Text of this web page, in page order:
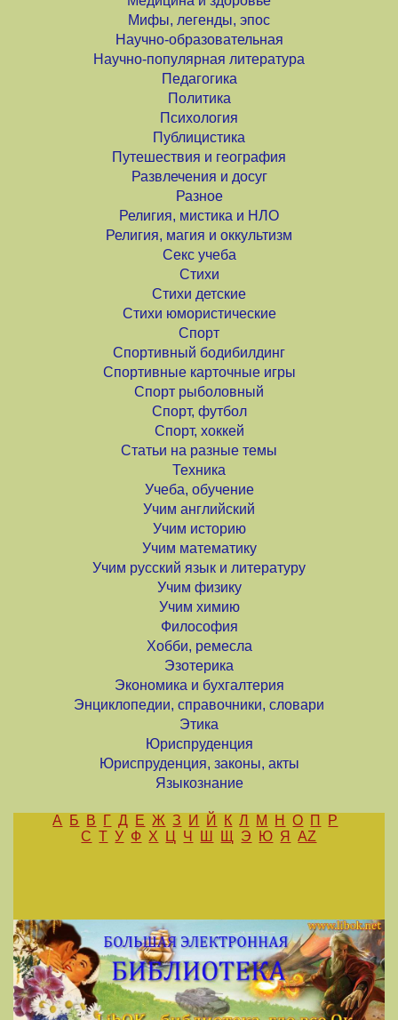
Мифы, легенды, эпос
Научно-образовательная
Научно-популярная литература
Педагогика
Политика
Психология
Публицистика
Путешествия и география
Развлечения и досуг
Разное
Религия, мистика и НЛО
Религия, магия и оккультизм
Секс учеба
Стихи
Стихи детские
Стихи юмористические
Спорт
Спортивный бодибилдинг
Спортивные карточные игры
Спорт рыболовный
Спорт, футбол
Спорт, хоккей
Статьи на разные темы
Техника
Учеба, обучение
Учим английский
Учим историю
Учим математику
Учим русский язык и литературу
Учим физику
Учим химию
Философия
Хобби, ремесла
Эзотерика
Экономика и бухгалтерия
Энциклопедии, справочники, словари
Этика
Юриспруденция
Юриспруденция, законы, акты
Языкознание
А Б В Г Д Е Ж З И Й К Л М Н О П
Р
С Т У Ф Х Ц Ч Ш Щ Э Ю Я AZ